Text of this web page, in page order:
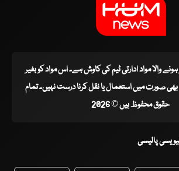
ہونے والا مواد ادارتی ٹیم کی کاوش ہے۔ اس مواد کو بغیر
صورت میں استعمال یا نقل کرنا درست نہیں۔ تمام
حقوق محفوظ ہیں © 2026
پالیسی